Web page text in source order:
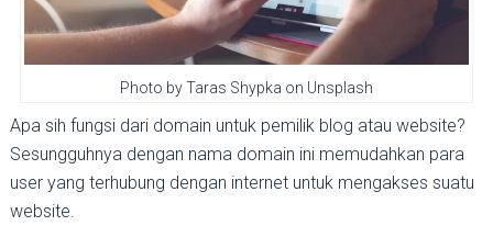
Photo by Taras Shypka on Unsplash
Apa sih fungsi dari domain untuk pemilik blog atau website?
Sesungguhnya dengan nama domain ini memudahkan para
user yang terhubung dengan internet untuk mengakses suatu
website.